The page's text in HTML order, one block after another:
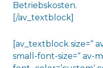
Betriebskosten.
[/av_textblock]
[av_textblock size=“
small-font-size=“ av-